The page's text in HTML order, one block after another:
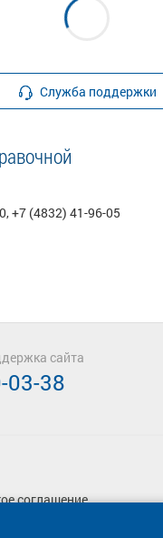
Служба поддержки
+7 (4832) 41-96-05
соглашение
сайта
03-38